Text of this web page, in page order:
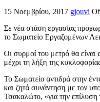
15 Νοεμβρίου, 2017 gjouvi
Σε νέα στάση εργασίας
το Σωματείο Εργαζομένων
Οι συρμοί του μετρό θα είναι
μέχρι τη λήξη της
Το Σωματείο αντιδρά στην
και ζητά συνάντηση με τον
Τσακαλώτο, «για την επίλυση